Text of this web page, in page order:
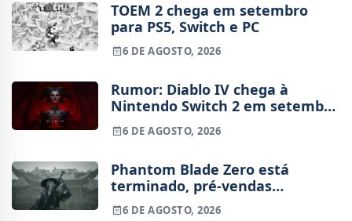
TOEM 2 chega em setembro
para PS5, Switch e PC
6 DE AGOSTO, 2026
Rumor: Diablo IV chega à
Nintendo Switch 2 em setembro
e vai custar o preço de um jogo
novo
6 DE AGOSTO, 2026
Phantom Blade Zero está
terminado, pré-vendas
começam na próxima semana
6 DE AGOSTO, 2026